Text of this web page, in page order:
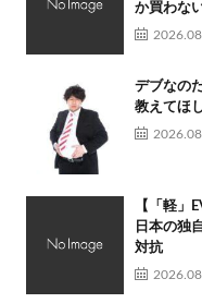
か買わな
デブなの
教えてほ
【「軽」
日本の独
対抗